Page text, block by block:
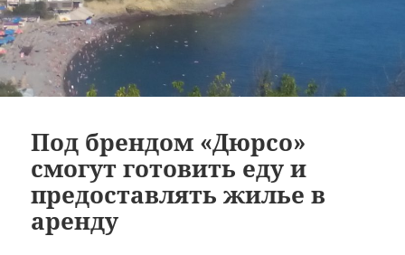
Под брендом «Дюрсо»
смогут готовить еду и
предоставлять жилье в
аренду